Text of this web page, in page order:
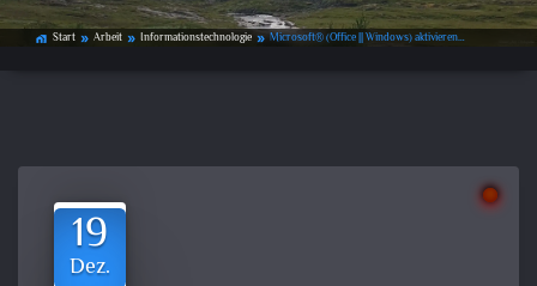
home_work Start double_arrow Arbeit double_arrow Informationstechnologie double_arrow Microsoft® (Office || Windows) aktivieren…
19
Dez.